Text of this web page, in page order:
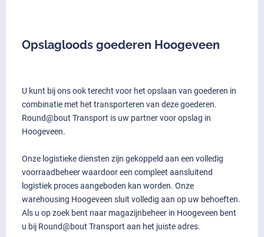
Opslagloods goederen Hoogeveen
U kunt bij ons ook terecht voor het opslaan van goederen in
combinatie met het transporteren van deze goederen.
Round@bout Transport is uw partner voor opslag in
Hoogeveen.
Onze logistieke diensten zijn gekoppeld aan een volledig
voorraadbeheer waardoor een compleet aansluitend
logistiek proces aangeboden kan worden. Onze
warehousing Hoogeveen sluit volledig aan op uw behoeften.
Als u op zoek bent naar magazijnbeheer in Hoogeveen bent
u bij Round@bout Transport aan het juiste adres.